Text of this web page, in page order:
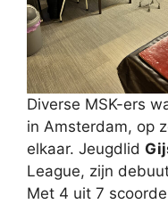
Diverse MSK-ers
in Amsterdam, op
elkaar. Jeugdlid
League, zijn
Met 4 uit 7